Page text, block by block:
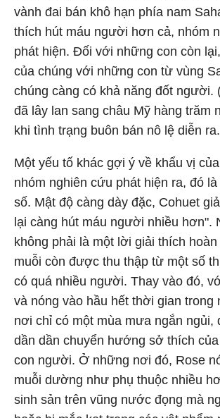
vành đai bán khô hạn phía nam
thích hút máu người hơn cả, nhóm
phát hiện. Đối với những con còn
của chúng với những con từ vùng
chúng càng có khả năng đốt người.
đã lây lan sang châu Mỹ hàng trăm
khi tình trạng buôn bán nô lệ diễn
Một yếu tố khác gợi ý về khẩu vị
nhóm nghiên cứu phát hiện ra, đó
số. Mật độ càng dày đặc, Cohuet
lại càng hút máu người nhiều hơn".
không phải là một lời giải thích
muỗi còn được thu thập từ một số
có quá nhiều người. Thay vào đó,
và nóng vào hầu hết thời gian trong
nơi chỉ có một mùa mưa ngắn
dần dần chuyển hướng sở thích
con người. Ở những nơi đó, Rose
muỗi dường như phụ thuộc nhiều
sinh sản trên vũng nước đọng mà